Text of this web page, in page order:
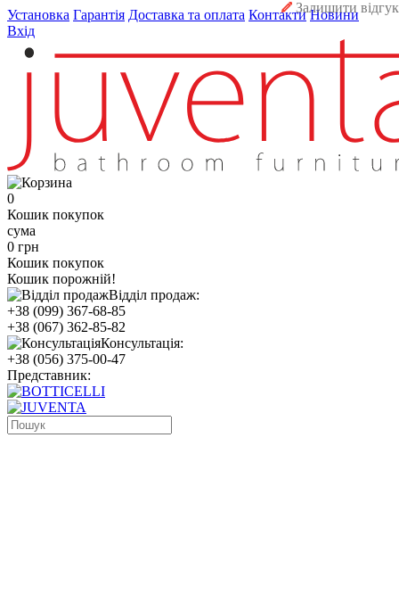
Установка Гарантія Доставка та оплата Контакти Новини
Вхід
0
Кошик покупок
сума
0 грн
Кошик покупок
Кошик порожній!
Відділ продаж:
+38 (099) 367-68-85
+38 (067) 362-85-82
Консультація:
+38 (056) 375-00-47
Представник:
Залишити відгук